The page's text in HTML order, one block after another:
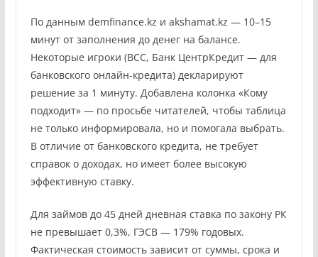
По данным demfinance.kz и akshamat.kz — 10–15
минут от заполнения до денег на балансе.
Некоторые игроки (BCC, Банк ЦентрКредит — для
банковского онлайн-кредита) декларируют
решение за 1 минуту. Добавлена колонка «Кому
подходит» — по просьбе читателей, чтобы таблица
не только информировала, но и помогала выбрать.
В отличие от банковского кредита, не требует
справок о доходах, но имеет более высокую
эффективную ставку.
Для займов до 45 дней дневная ставка по закону РК
не превышает 0,3%, ГЭСВ — 179% годовых.
Фактическая стоимость зависит от суммы, срока и